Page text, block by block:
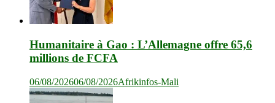
Humanitaire à Gao : L’Allemagne offre 65,6
millions de FCFA
06/08/202606/08/2026Afrikinfos-Mali